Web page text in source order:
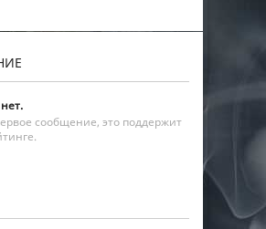
сообщение, это поддержит